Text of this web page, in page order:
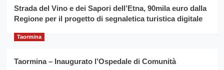
Strada del Vino e dei Sapori dell’Etna, 90mila euro dalla
Regione per il progetto di segnaletica turistica digitale
Taormina
Taormina – Inaugurato l’Ospedale di Comunità